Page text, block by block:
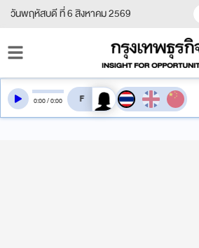
วันพฤหัสบดี ที่ 6 สิงหาคม 2569
0:00/0:00 สลับเสียงอ่าน